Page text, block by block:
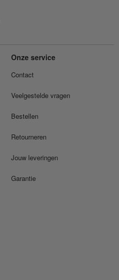
Onze service
Contact
Veelgestelde vragen
Bestellen
Retourneren
Jouw leveringen
Garantie